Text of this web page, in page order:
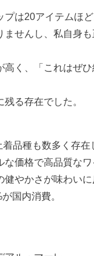
は20アイテムほど
せんし、私自身
く、「これはぜ
る存在でした。
品種も数多く存在
価格で高品質なワ
やかさが味わいに
国内消費。